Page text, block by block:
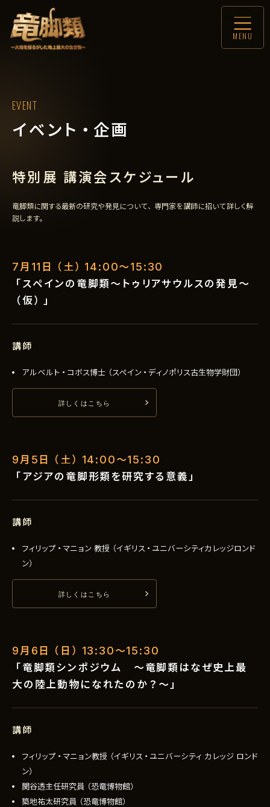
MENU
EVENT
イベント・企画
特別展 講演会スケジュール
竜脚類に関する最新の研究や発見について、専門家を講師に招いて詳しく解
説します。
7月11日（土）14:00〜15:30
「スペインの竜脚類〜トゥリアサウルスの発見〜
（仮）」
講師
アルベルト・コボス博士（スペイン・ディノポリス古生物学財団）
詳しくはこちら
9月5日（土）14:00〜15:30
「アジアの竜脚形類を研究する意義」
講師
フィリップ・マニョン 教授（イギリス・ユニバーシティカレッジロンド
ン）
詳しくはこちら
9月6日（日）13:30〜15:30
「竜脚類シンポジウム ～竜脚類はなぜ史上最
大の陸上動物になれたのか？～」
講師
フィリップ・マニョン教授（イギリス・ユニバーシティ カレッジ ロンド
ン）
関谷透主任研究員（恐竜博物館）
築地祐太研究員（恐竜博物館）